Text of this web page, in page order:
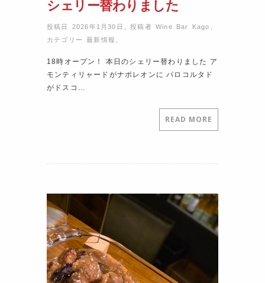
シェリー替わりました
投稿日 2026年1月30日 ,投稿者Wine Bar Kago
カテゴリー最新情報
18時オープン！ 本日のシェリー替わりました ア
モンティリャードがナポレオンに パロコルタド
がドスコ…
READ MORE